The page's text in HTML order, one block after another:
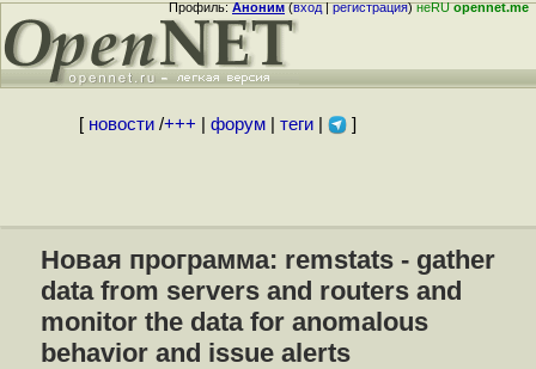
Профиль:Аноним(вход|регистрация)неRUopennet.me
[ новости/+++ форум| теги| ]
Новая программа: remstats - gather
data from servers and routers and
monitor the data for anomalous
behavior and issue alerts